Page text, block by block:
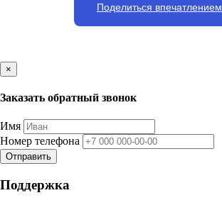
Поделиться впечатлением
×
Заказать обратный звонок
Имя
Номер телефона
Отправить
Поддержка